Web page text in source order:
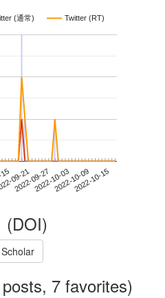
(通常) Twitter (RT)
09-21
2022-09-272022-10-032022-10-092022-10-15
(DOI)
7 favorites)